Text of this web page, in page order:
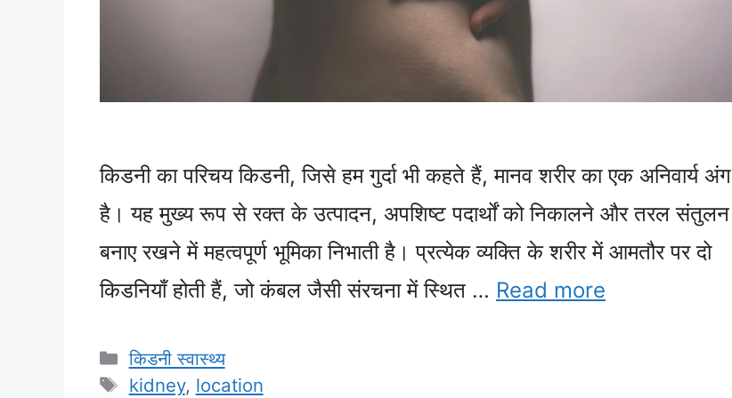
किडनी का परिचय किडनी, जिसे हम गुर्दा भी कहते हैं, मानव शरीर का एक अनिवार्य अंग
है। यह मुख्य रूप से रक्त के उत्पादन, अपशिष्ट पदार्थों को निकालने और तरल संतुलन
बनाए रखने में महत्वपूर्ण भूमिका निभाती है। प्रत्येक व्यक्ति के शरीर में आमतौर पर दो
किडनियाँ होती हैं, जो कंबल जैसी संरचना में स्थित … Read more
Categories
किडनी स्वास्थ्य
Tags
kidney, location